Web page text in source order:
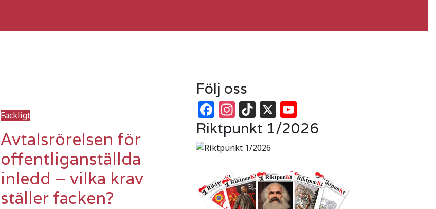
Fackligt
Avtalsrörelsen för
offentliganställda
inledd – vilka krav
ställer facken?
Följ oss
Facebook
Instagram
TikTok
X
Riktpunkt 1/2026